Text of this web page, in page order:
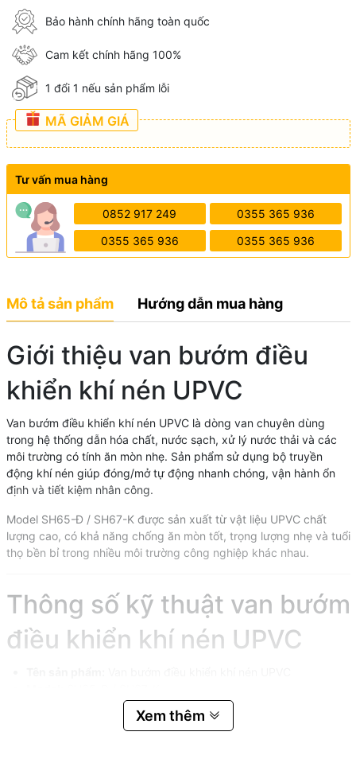
Bảo hành chính hãng toàn quốc
Cam kết chính hãng 100%
1 đổi 1 nếu sản phẩm lỗi
MÃ GIẢM GIÁ
Tư vấn mua hàng
0852 917 249 0355 365 936
0355 365 936 0355 365 936
Mô tả sản phẩm Hướng dẫn mua hàng
Giới thiệu van bướm điều
khiển khí nén UPVC
Van bướm điều khiển khí nén UPVC là dòng van chuyên dùng
trong hệ thống dẫn hóa chất, nước sạch, xử lý nước thải và các
môi trường có tính ăn mòn nhẹ. Sản phẩm sử dụng bộ truyền
động khí nén giúp đóng/mở tự động nhanh chóng, vận hành ổn
định và tiết kiệm nhân công.
Model SH65-Đ / SH67-K được sản xuất từ vật liệu UPVC chất
lượng cao, có khả năng chống ăn mòn tốt, trọng lượng nhẹ và tuổi
thọ bền bỉ trong nhiều môi trường công nghiệp khác nhau.
Thông số kỹ thuật van bướm
điều khiển khí nén UPVC
DN50 đến DN200
Mặt bíchXem thêm